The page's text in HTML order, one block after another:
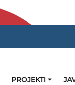
PROJEKTI